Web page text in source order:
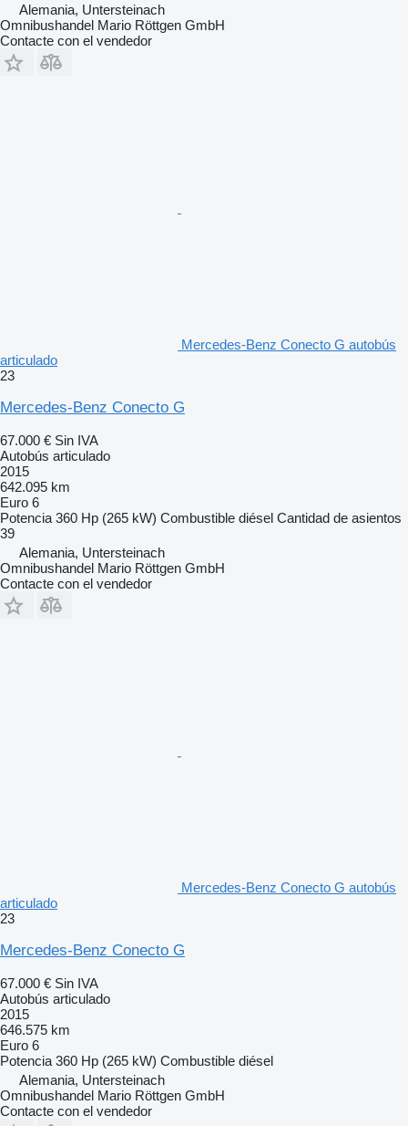
Alemania, Untersteinach
Omnibushandel Mario Röttgen GmbH
Contacte con el vendedor
Mercedes-Benz Conecto G autobús
articulado
23
Mercedes-Benz Conecto G
67.000 € Sin IVA
Autobús articulado
2015
642.095 km
Euro 6
Potencia 360 Hp (265 kW) Combustible diésel Cantidad de asientos
39
Alemania, Untersteinach
Omnibushandel Mario Röttgen GmbH
Contacte con el vendedor
Mercedes-Benz Conecto G autobús
articulado
23
Mercedes-Benz Conecto G
67.000 € Sin IVA
Autobús articulado
2015
646.575 km
Euro 6
Potencia 360 Hp (265 kW) Combustible diésel
Alemania, Untersteinach
Omnibushandel Mario Röttgen GmbH
Contacte con el vendedor